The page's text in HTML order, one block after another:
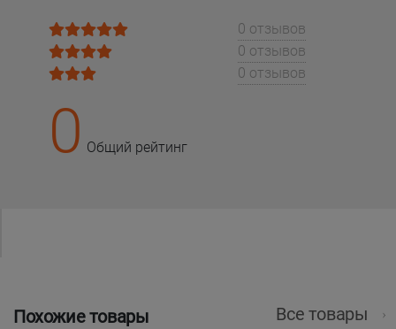
0 отзывов
0 отзывов
0 отзывов
0 Общий рейтинг
Похожие товары Все товары